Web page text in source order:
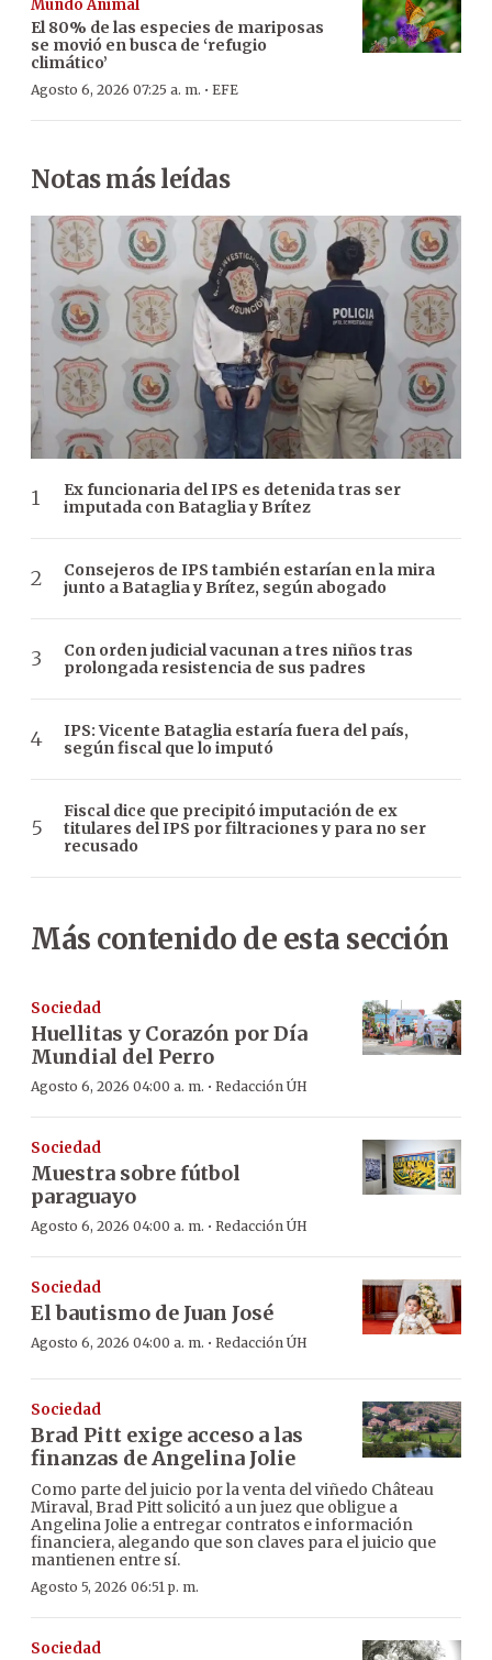
Mundo Animal
El 80% de las especies de mariposas
se movió en busca de ‘refugio
climático’
Agosto 6, 2026 07:25 a. m. · EFE
Notas más leídas
Ex funcionaria del IPS es detenida tras ser
imputada con Bataglia y Brítez
Consejeros de IPS también estarían en la mira
junto a Bataglia y Brítez, según abogado
Con orden judicial vacunan a tres niños tras
prolongada resistencia de sus padres
IPS: Vicente Bataglia estaría fuera del país,
según fiscal que lo imputó
Fiscal dice que precipitó imputación de ex
titulares del IPS por filtraciones y para no ser
recusado
Más contenido de esta sección
Sociedad
Huellitas y Corazón por Día
Mundial del Perro
Agosto 6, 2026 04:00 a. m. · Redacción ÚH
Sociedad
Muestra sobre fútbol
paraguayo
Agosto 6, 2026 04:00 a. m. · Redacción ÚH
Sociedad
El bautismo de Juan José
Agosto 6, 2026 04:00 a. m. · Redacción ÚH
Sociedad
Brad Pitt exige acceso a las
finanzas de Angelina Jolie
Como parte del juicio por la venta del viñedo Château
Miraval, Brad Pitt solicitó a un juez que obligue a
Angelina Jolie a entregar contratos e información
financiera, alegando que son claves para el juicio que
mantienen entre sí.
Agosto 5, 2026 06:51 p. m.
Sociedad